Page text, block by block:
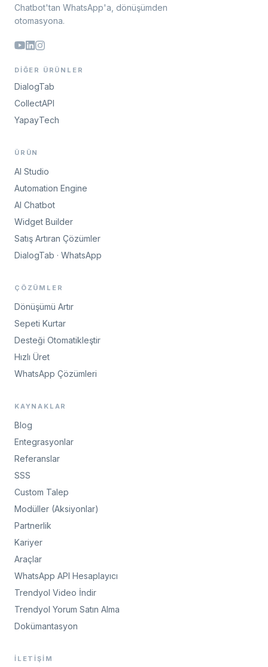
Chatbot'tan WhatsApp'a, dönüşümden
otomasyona.
DIĞER ÜRÜNLER
DialogTab
CollectAPI
YapayTech
ÜRÜN
AI Studio
Automation Engine
AI Chatbot
Widget Builder
Satış Artıran Çözümler
DialogTab · WhatsApp
ÇÖZÜMLER
Dönüşümü Artır
Sepeti Kurtar
Desteği Otomatikleştir
Hızlı Üret
WhatsApp Çözümleri
KAYNAKLAR
Blog
Entegrasyonlar
Referanslar
SSS
Custom Talep
Modüller (Aksiyonlar)
Partnerlik
Kariyer
Araçlar
WhatsApp API Hesaplayıcı
Trendyol Video İndir
Trendyol Yorum Satın Alma
Dokümantasyon
İLETIŞIM